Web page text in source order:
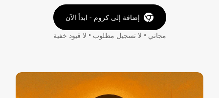
إضافة إلى كروم - ابدأ الآن
مجاني • لا تسجيل مطلوب • لا قيود خفية